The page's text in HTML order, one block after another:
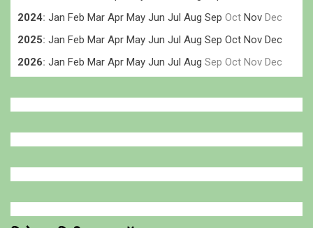
2024: Jan Feb Mar Apr May Jun Jul Aug Sep Oct Nov Dec
2025: Jan Feb Mar Apr May Jun Jul Aug Sep Oct Nov Dec
2026: Jan Feb Mar Apr May Jun Jul Aug Sep Oct Nov Dec